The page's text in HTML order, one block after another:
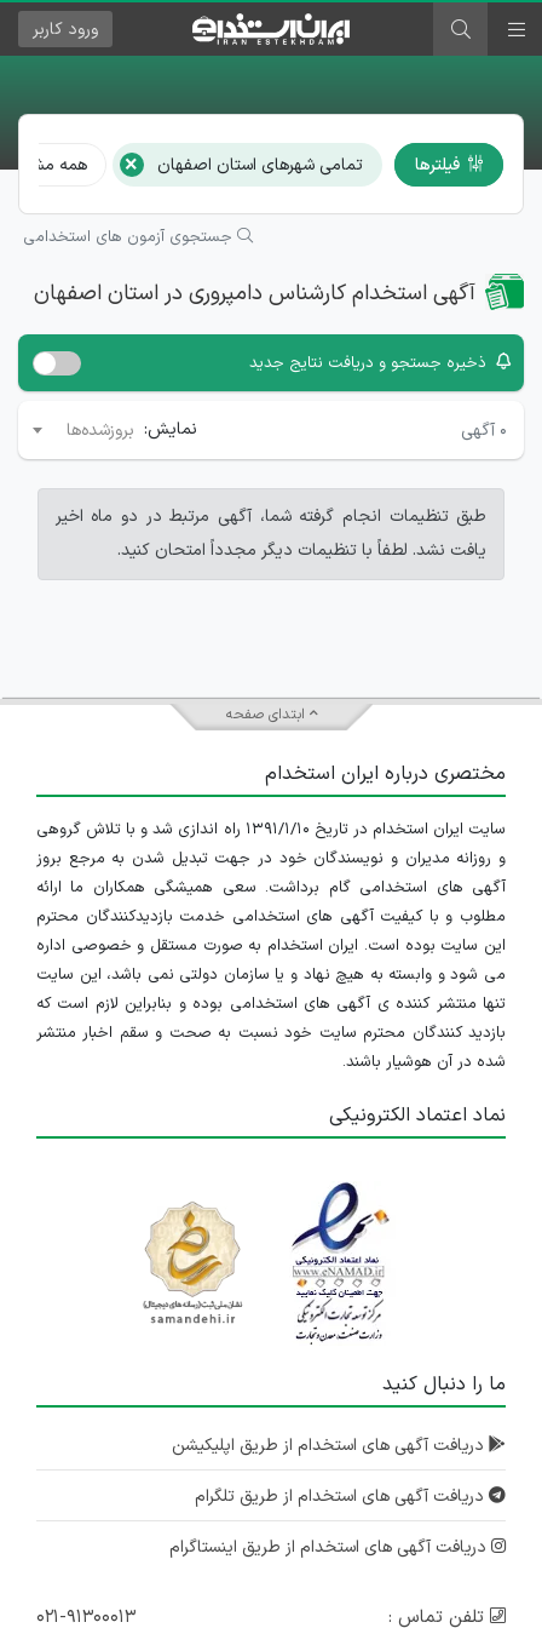
ورود کاربر
فیلترها تمامی شهرهای استان اصفهان × همه مشاغل
جستجوی آزمون های استخدامی
آگهی استخدام کارشناس دامپروری در استان اصفهان
ذخیره جستجو و دریافت نتایج جدید
۰ آگهی نمایش: بروزشده‌ها
طبق تنظیمات انجام گرفته شما، آگهی مرتبط در دو ماه اخیر
یافت نشد. لطفاً با تنظیمات دیگر مجدداً امتحان کنید.
ابتدای صفحه
مختصری درباره ایران استخدام
سایت ایران استخدام در تاریخ ۱۳۹۱/۱/۱۰ راه اندازی شد و با تلاش گروهی
و روزانه مدیران و نویسندگان خود در جهت تبدیل شدن به مرجع بروز
آگهی های استخدامی گام برداشت. سعی همیشگی همکاران ما ارائه
مطلوب و با کیفیت آگهی های استخدامی خدمت بازدیدکنندگان محترم
این سایت بوده است. ایران استخدام به صورت مستقل و خصوصی اداره
می شود و وابسته به هیچ نهاد و یا سازمان دولتی نمی باشد، این سایت
تنها منتشر کننده ی آگهی های استخدامی بوده و بنابراین لازم است که
بازدید کنندگان محترم سایت خود نسبت به صحت و سقم اخبار منتشر
شده در آن هوشیار باشند.
نماد اعتماد الکترونیکی
ما را دنبال کنید
دریافت آگهی های استخدام از طریق اپلیکیشن
دریافت آگهی های استخدام از طریق تلگرام
دریافت آگهی های استخدام از طریق اینستاگرام
تلفن تماس : ۰۲۱-۹۱۳۰۰۰۱۳